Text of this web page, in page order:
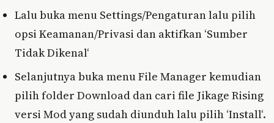
Lalu buka menu Settings/Pengaturan lalu pilih
opsi Keamanan/Privasi dan aktifkan ‘Sumber
Tidak Dikenal‘
Selanjutnya buka menu File Manager kemudian
pilih folder Download dan cari file Jikage Rising
versi Mod yang sudah diunduh lalu pilih ‘Install‘.